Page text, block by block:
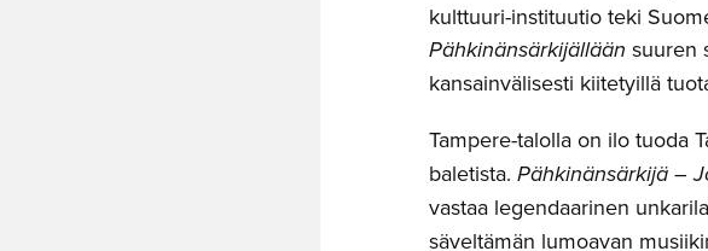
kulttuuri-instituutio teki
Pähkinänsärkijällään suuren
kansainvälisesti kiitetyillä
Tampere-talolla on ilo tuoda
baletista. Pähkinänsärkijä –
vastaa legendaarinen
säveltämän lumoavan